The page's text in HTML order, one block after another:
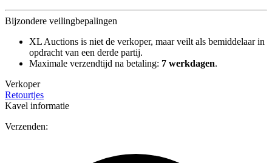
Bijzondere veilingbepalingen
XL Auctions is niet de verkoper, maar veilt als bemiddelaar in
opdracht van een derde partij.
Maximale verzendtijd na betaling: 7 werkdagen.
Verkoper
Retourtjes
Kavel informatie
Verzenden: